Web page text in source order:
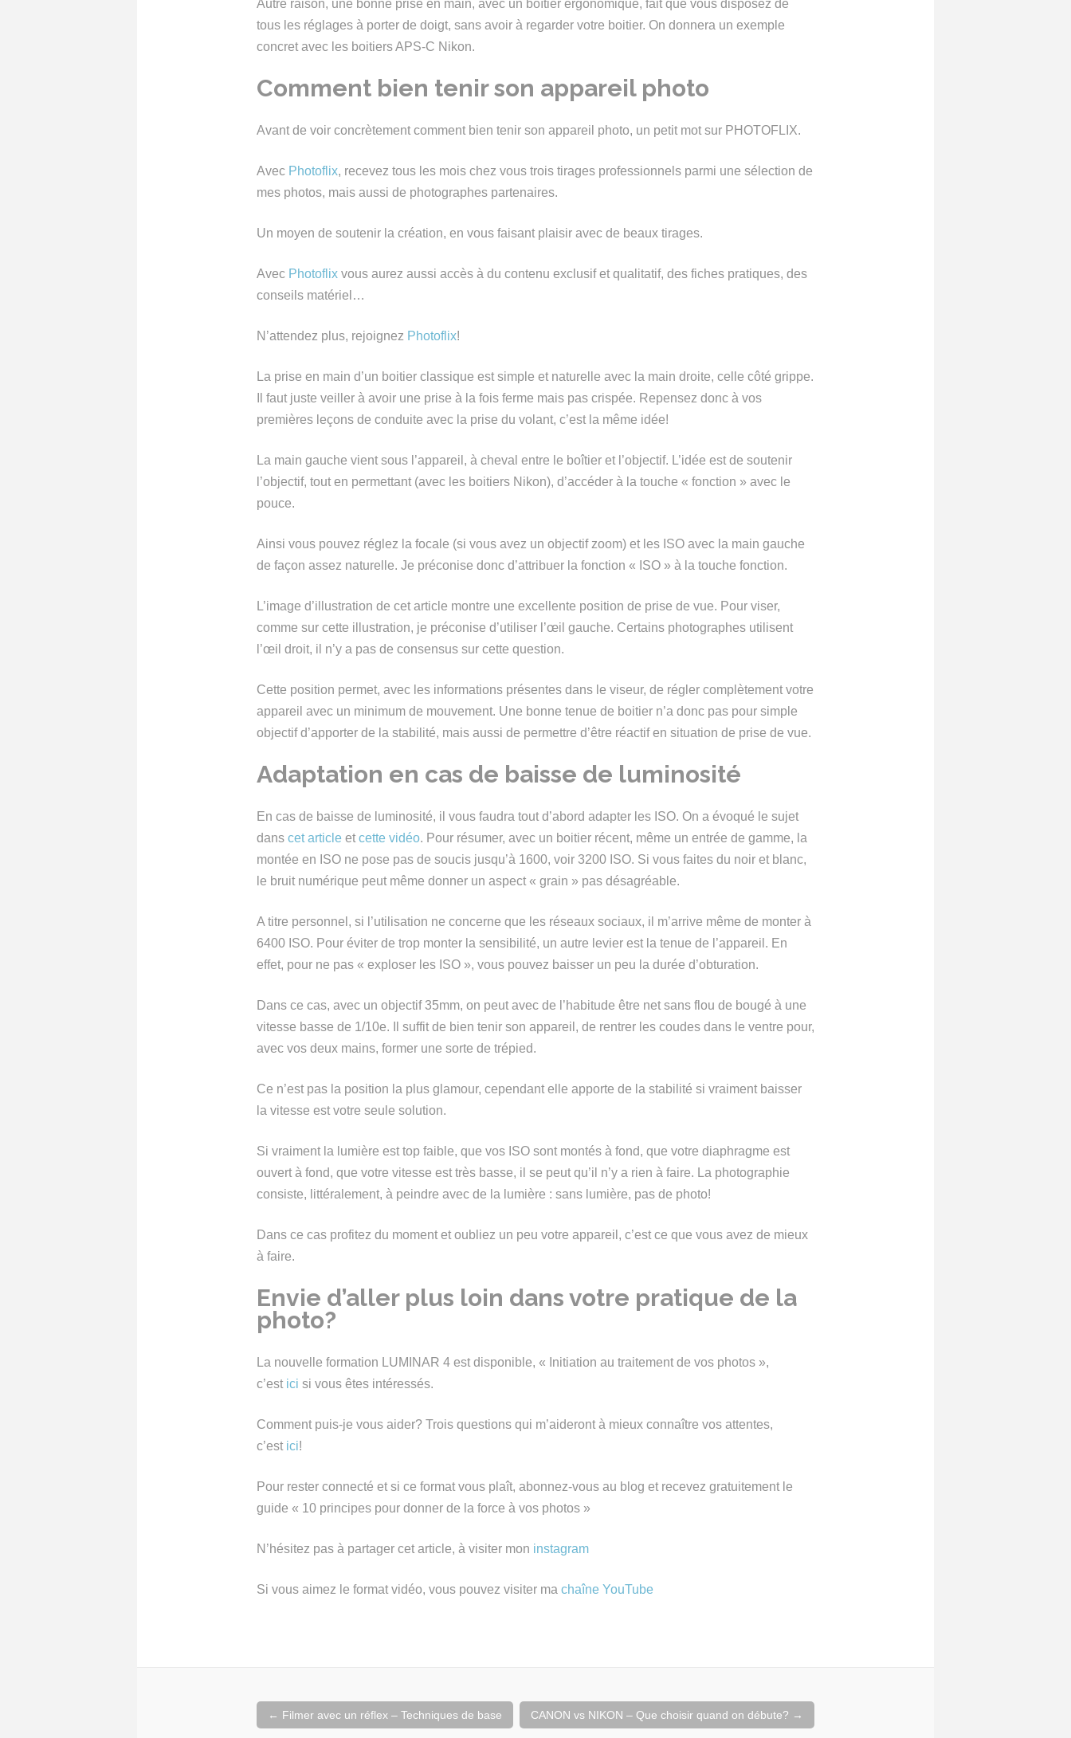
Autre raison, une bonne prise en main, avec un boîtier ergonomique, fait que vous disposez de
tous les réglages à porter de doigt, sans avoir à regarder votre boitier. On donnera un exemple
concret avec les boitiers APS-C Nikon.
Comment bien tenir son appareil photo
Avant de voir concrètement comment bien tenir son appareil photo, un petit mot sur PHOTOFLIX.
Avec Photoflix, recevez tous les mois chez vous trois tirages professionnels parmi une sélection de
mes photos, mais aussi de photographes partenaires.
Un moyen de soutenir la création, en vous faisant plaisir avec de beaux tirages.
Avec Photoflix vous aurez aussi accès à du contenu exclusif et qualitatif, des fiches pratiques, des
conseils matériel…
N’attendez plus, rejoignez Photoflix!
La prise en main d’un boitier classique est simple et naturelle avec la main droite, celle côté grippe.
Il faut juste veiller à avoir une prise à la fois ferme mais pas crispée. Repensez donc à vos
premières leçons de conduite avec la prise du volant, c’est la même idée!
La main gauche vient sous l’appareil, à cheval entre le boîtier et l’objectif. L’idée est de soutenir
l’objectif, tout en permettant (avec les boitiers Nikon), d’accéder à la touche « fonction » avec le
pouce.
Ainsi vous pouvez réglez la focale (si vous avez un objectif zoom) et les ISO avec la main gauche
de façon assez naturelle. Je préconise donc d’attribuer la fonction « ISO » à la touche fonction.
L’image d’illustration de cet article montre une excellente position de prise de vue. Pour viser,
comme sur cette illustration, je préconise d’utiliser l’œil gauche. Certains photographes utilisent
l’œil droit, il n’y a pas de consensus sur cette question.
Cette position permet, avec les informations présentes dans le viseur, de régler complètement votre
appareil avec un minimum de mouvement. Une bonne tenue de boitier n’a donc pas pour simple
objectif d’apporter de la stabilité, mais aussi de permettre d’être réactif en situation de prise de vue.
Adaptation en cas de baisse de luminosité
En cas de baisse de luminosité, il vous faudra tout d’abord adapter les ISO. On a évoqué le sujet
dans cet article et cette vidéo. Pour résumer, avec un boitier récent, même un entrée de gamme, la
montée en ISO ne pose pas de soucis jusqu’à 1600, voir 3200 ISO. Si vous faites du noir et blanc,
le bruit numérique peut même donner un aspect « grain » pas désagréable.
A titre personnel, si l’utilisation ne concerne que les réseaux sociaux, il m’arrive même de monter à
6400 ISO. Pour éviter de trop monter la sensibilité, un autre levier est la tenue de l’appareil. En
effet, pour ne pas « exploser les ISO », vous pouvez baisser un peu la durée d’obturation.
Dans ce cas, avec un objectif 35mm, on peut avec de l’habitude être net sans flou de bougé à une
vitesse basse de 1/10e. Il suffit de bien tenir son appareil, de rentrer les coudes dans le ventre pour,
avec vos deux mains, former une sorte de trépied.
Ce n’est pas la position la plus glamour, cependant elle apporte de la stabilité si vraiment baisser
la vitesse est votre seule solution.
Si vraiment la lumière est top faible, que vos ISO sont montés à fond, que votre diaphragme est
ouvert à fond, que votre vitesse est très basse, il se peut qu’il n’y a rien à faire. La photographie
consiste, littéralement, à peindre avec de la lumière : sans lumière, pas de photo!
Dans ce cas profitez du moment et oubliez un peu votre appareil, c’est ce que vous avez de mieux
à faire.
Envie d’aller plus loin dans votre pratique de la
photo?
La nouvelle formation LUMINAR 4 est disponible, « Initiation au traitement de vos photos »,
c’est ici si vous êtes intéressés.
Comment puis-je vous aider? Trois questions qui m’aideront à mieux connaître vos attentes,
c’est ici!
Pour rester connecté et si ce format vous plaît, abonnez-vous au blog et recevez gratuitement le
guide « 10 principes pour donner de la force à vos photos »
N’hésitez pas à partager cet article, à visiter mon instagram
Si vous aimez le format vidéo, vous pouvez visiter ma chaîne YouTube
Navigation
← Filmer avec un réflex – Techniques de base CANON vs NIKON – Que choisir quand on débute? →